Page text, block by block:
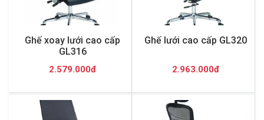
Ghế xoay lưới cao cấp
GL316
2.579.000đ
Ghế lưới cao cấp GL320
2.963.000đ